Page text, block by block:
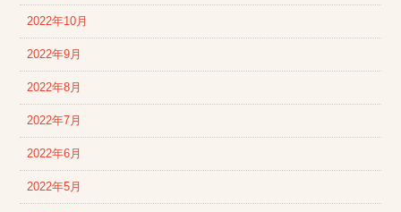
2022年10月
2022年9月
2022年8月
2022年7月
2022年6月
2022年5月